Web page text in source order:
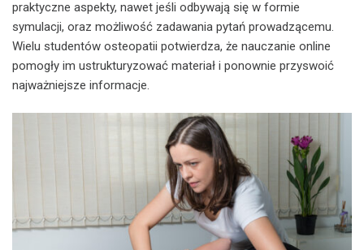
praktyczne aspekty, nawet jeśli odbywają się w formie
symulacji, oraz możliwość zadawania pytań prowadzącemu.
Wielu studentów osteopatii potwierdza, że nauczanie online
pomogły im ustrukturyzować materiał i ponownie przyswoić
najważniejsze informacje.